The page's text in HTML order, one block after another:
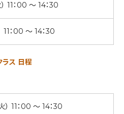
11：00 ～ 14：30
11：00 ～ 14：30
ス 日程
11：00 ～ 14：30